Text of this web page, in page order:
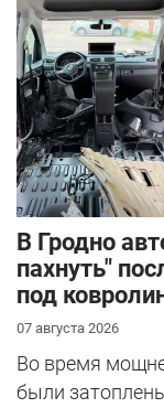
В Гродно
пахнуть"
под
07 августа 2026
Во время
были